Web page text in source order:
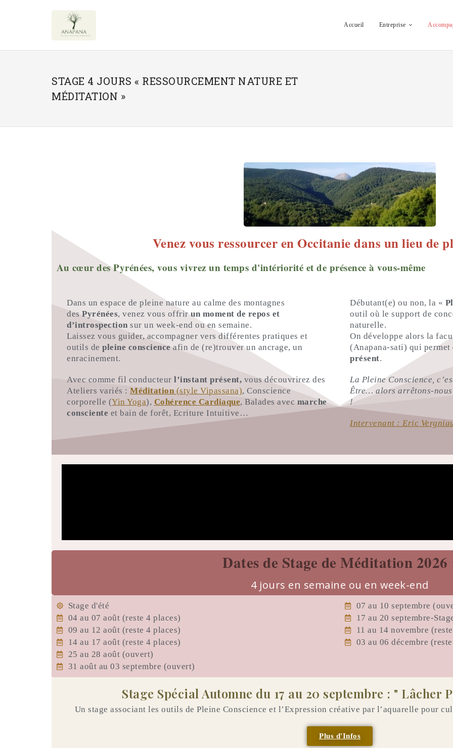
Accueil Entreprise
STAGE 4 JOURS « RESSOURCEMENT NATURE ET
MÉDITATION »
Venez vous ressourcer en Occitanie dans un lieu de
Au cœur des Pyrénées, vous vivrez un temps d'intériorité et de présence à vous-même
Dans un espace de pleine nature au calme des montagnes
des Pyrénées, venez vous offrirun moment de repos et
d’introspection sur un week-end ou en semaine.
Laissez vous guider, accompagner vers différentes pratiques et
outils de pleine conscience afin de (re)trouver un ancrage, un
enracinement.
Avec comme fil conducteur l’instant présent, vous découvrirez des
Ateliers variés : Méditation(style Vipassana), Conscience
corporelle (Yin Yoga), Cohérence Cardiaque, Balades avec marche
consciente et bain de forêt, Ecriture Intuitive…
Débutant(e) ou non, la «
outil où le support de
naturelle.
On développe alors la
(Anapana-sati) qui permet
présent.
La Pleine Conscience,
Être… alors arrêtons-nous
!
Intervenant : Eric
Dates de Stage de Méditation 2026
4 jours en semaine ou en week-end
Stage d'été
04 au 07 août (reste 4 places)
09 au 12 août (reste 4 places)
14 au 17 août (reste 4 places)
25 au 28 août (ouvert)
31 août au 03 septembre (ouvert)
07 au 10 septembre
17 au 20 septembre-
11 au 14 novembre
03 au 06 décembre
Stage Spécial Automne du 17 au 20 septembre : " Lâcher
Un stage associant les outils de Pleine Conscience et l’Expression créative par l’aquarelle pour
Plus d'Infos